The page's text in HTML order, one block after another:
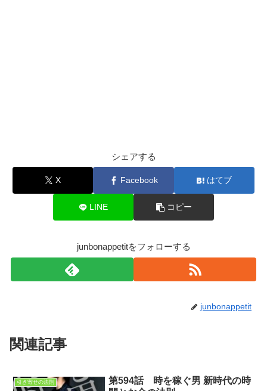
シェアする
X Facebook はてブ
LINE コピー
junbonappetitをフォローする
junbonappetit
関連記事
引き寄せの法則
第594話 時を稼ぐ男 新時代の時